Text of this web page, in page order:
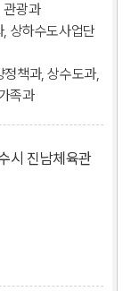
관광과
상하수도사업단
책과, 상수도과,
족과
시 진남체육관